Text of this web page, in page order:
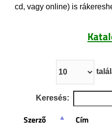
cd, vagy online) is
Keresés:
Szerző Cím